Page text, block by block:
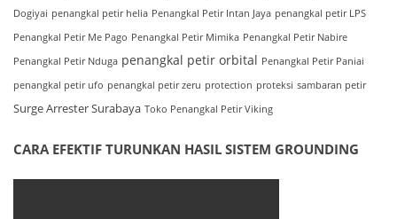
Dogiyai penangkal petir helia Penangkal Petir Intan Jaya penangkal petir LPS
Penangkal Petir Me Pago Penangkal Petir Mimika Penangkal Petir Nabire
Penangkal Petir Nduga penangkal petir orbital Penangkal Petir Paniai
penangkal petir ufo penangkal petir zeru protection proteksi sambaran petir
Surge Arrester Surabaya Toko Penangkal Petir Viking
CARA EFEKTIF TURUNKAN HASIL SISTEM GROUNDING